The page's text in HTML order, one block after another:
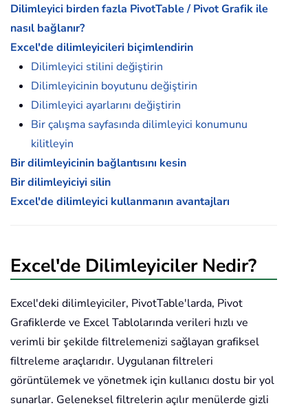
Dilimleyici birden fazla PivotTable / Pivot Grafik ile
nasıl bağlanır?
Excel'de dilimleyicileri biçimlendirin
Dilimleyici stilini değiştirin
Dilimleyicinin boyutunu değiştirin
Dilimleyici ayarlarını değiştirin
Bir çalışma sayfasında dilimleyici konumunu
kilitleyin
Bir dilimleyicinin bağlantısını kesin
Bir dilimleyiciyi silin
Excel'de dilimleyici kullanmanın avantajları
Excel'de Dilimleyiciler Nedir?
Excel'deki dilimleyiciler, PivotTable'larda, Pivot
Grafiklerde ve Excel Tablolarında verileri hızlı ve
verimli bir şekilde filtrelemenizi sağlayan grafiksel
filtreleme araçlarıdır. Uygulanan filtreleri
görüntülemek ve yönetmek için kullanıcı dostu bir yol
sunarlar. Geleneksel filtrelerin açılır menülerde gizli